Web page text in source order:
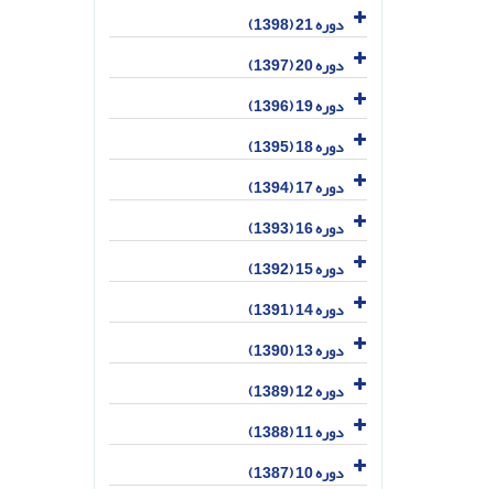
دوره 21 (1398)
دوره 20 (1397)
دوره 19 (1396)
دوره 18 (1395)
دوره 17 (1394)
دوره 16 (1393)
دوره 15 (1392)
دوره 14 (1391)
دوره 13 (1390)
دوره 12 (1389)
دوره 11 (1388)
دوره 10 (1387)